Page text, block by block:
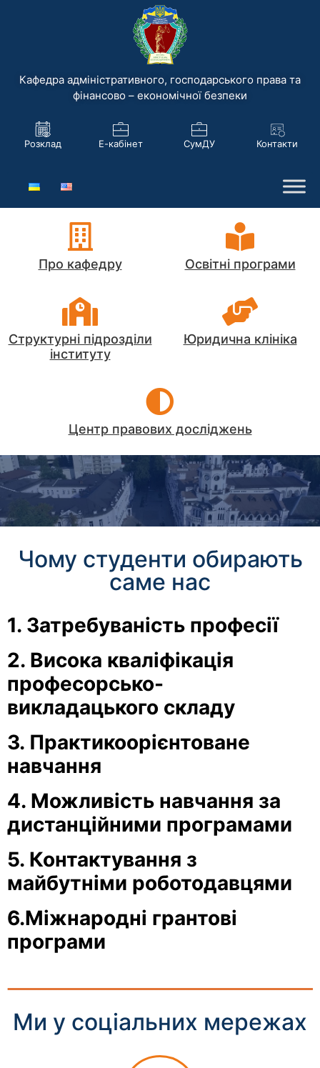
Кафедра адміністративного, господарського права та
фінансово – економічної безпеки
Розклад Е-кабінет СумДУ Контакти
Про кафедру Освітні програми
Структурні підрозділи
інституту
Юридична клініка
Центр правових досліджень
Чому студенти обирають
саме нас
1. Затребуваність професії
2. Висока кваліфікація
професорсько-
викладацького складу
3. Практикоорієнтоване
навчання
4. Можливість навчання за
дистанційними програмами
5. Контактування з
майбутніми роботодавцями
6.Міжнародні грантові
програми
Ми у соціальних мережах